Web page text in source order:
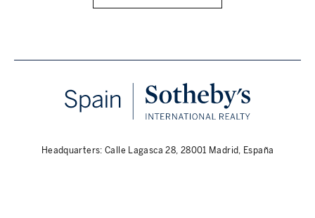
Headquarters: Calle Lagasca 28, 28001 Madrid, España